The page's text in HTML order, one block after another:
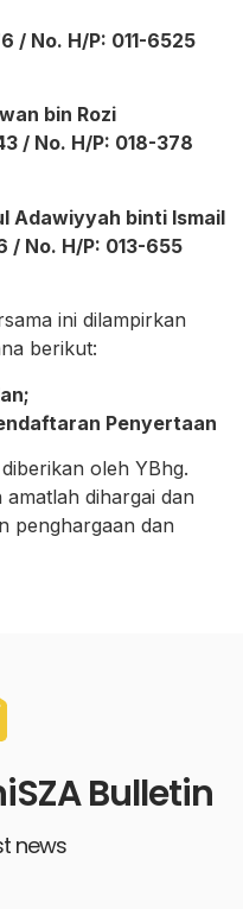
/ No. H/P: 011-6525
bin Rozi
/ No. H/P: 018-378
Adawiyyah binti Ismail
No. H/P: 013-655
ini dilampirkan
berikut:
Penyertaan
oleh YBhg.
dihargai dan
penghargaan dan
Bulletin
news